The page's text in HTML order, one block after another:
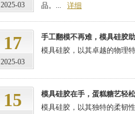
2025-03
品。...
详细
17
2025-03
手工翻模不再难，模具硅胶
模具硅胶，以其卓越的物理
15
模具硅胶在手，蛋糕糖艺轻
模具硅胶，以其独特的柔韧